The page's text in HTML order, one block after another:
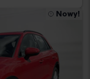
Nowy!